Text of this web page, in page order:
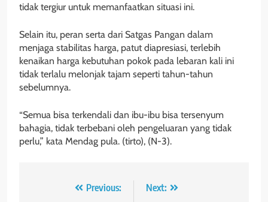
tidak tergiur untuk memanfaatkan situasi ini.
Selain itu, peran serta dari Satgas Pangan dalam
menjaga stabilitas harga, patut diapresiasi, terlebih
kenaikan harga kebutuhan pokok pada lebaran kali ini
tidak terlalu melonjak tajam seperti tahun-tahun
sebelumnya.
“Semua bisa terkendali dan ibu-ibu bisa tersenyum
bahagia, tidak terbebani oleh pengeluaran yang tidak
perlu,” kata Mendag pula. (tirto), (N-3).
Navigasi Previous:
Next: